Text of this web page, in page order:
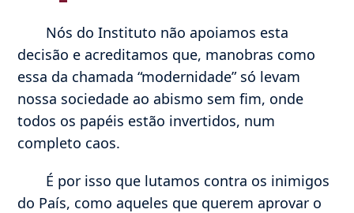
Nós do Instituto não apoiamos esta
decisão e acreditamos que, manobras como
essa da chamada “modernidade” só levam
nossa sociedade ao abismo sem fim, onde
todos os papéis estão invertidos, num
completo caos.
É por isso que lutamos contra os inimigos
do País, como aqueles que querem aprovar o